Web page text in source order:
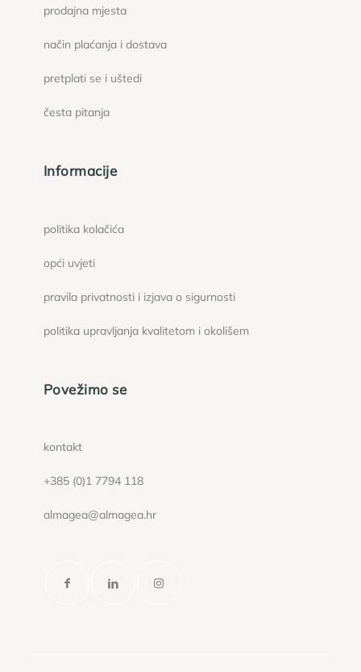
prodajna mjesta
način plaćanja i dostava
pretplati se i uštedi
česta pitanja
Informacije
politika kolačića
opći uvjeti
pravila privatnosti i izjava o sigurnosti
politika upravljanja kvalitetom i okolišem
Povežimo se
kontakt
+385 (0)1 7794 118
almagea@almagea.hr